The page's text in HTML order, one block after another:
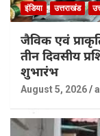
इंडिया उत्तराखंड
जैविक एवं
तीन दिवसीय
शुभारंभ
August 5, 2026